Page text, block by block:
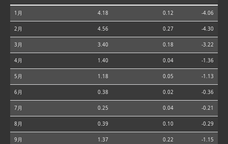
1月 4.18 0.12 -4.06
2月 4.56 0.27 -4.30
3月 3.40 0.18 -3.22
4月 1.40 0.04 -1.36
5月 1.18 0.05 -1.13
6月 0.38 0.02 -0.36
7月 0.25 0.04 -0.21
8月 0.39 0.10 -0.29
9月 1.37 0.22 -1.15